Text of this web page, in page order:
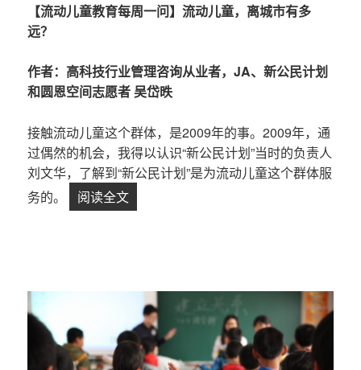
【流动儿童教育每周一问】流动儿童，离城市有多
远？
作者：高科技行业管理咨询从业者，JA、新公民计划
和圆恩空间志愿者 吴岱昳
接触流动儿童这个群体，是2009年的事。2009年，通
过偶然的机会，我得以认识“新公民计划”当时的负责人
刘文华，了解到“新公民计划”是为流动儿童这个群体服
务的。
阅读全文